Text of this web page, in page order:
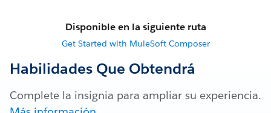
Disponible en la siguiente ruta
Get Started with MuleSoft Composer
Habilidades Que Obtendrá
Complete la insignia para ampliar su experiencia.